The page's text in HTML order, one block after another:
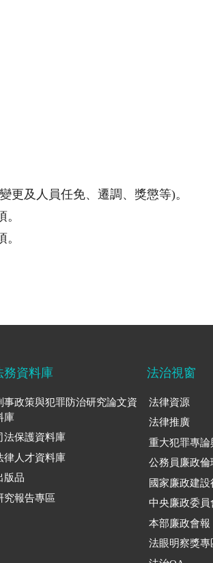
更及人員任免、遷調、獎懲等)。
務資料庫
事政策與犯罪防治研究論文資
庫
法保護資料庫
律人才資料庫
版品
究報告專區
法治視窗
法律資源
法律推廣
重大犯罪專論
公務員廉政倫
國家廉政建設
中央廉政委員
本部廉政會報
法眼明察獎專